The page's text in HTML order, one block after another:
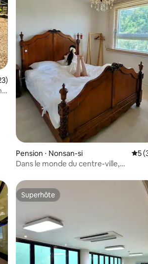
moyenne sur la base de 23 commentaires
Pension ⋅ Nonsan-si
5
Dans le monde du centre-ville,
montagnes, étoiles, viande
Superhôte
Superhôte